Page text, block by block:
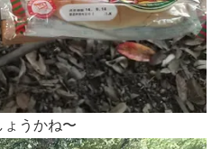
ょうかね〜